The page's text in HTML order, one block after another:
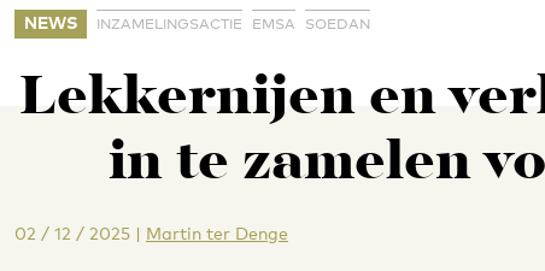
NEWS INZAMELINGSACTIE EMSA SOEDAN
Lekkernijen en
in te zamelen
02 / 12 / 2025 | Martin ter Denge